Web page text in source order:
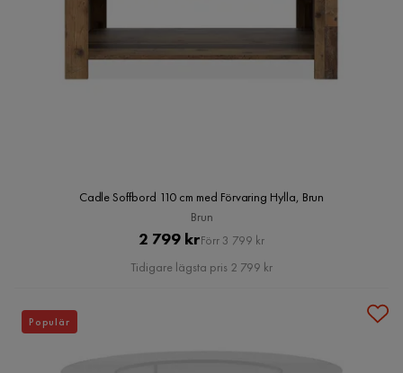
Cadle Soffbord 110 cm med Förvaring Hylla, Brun
Brun
Pris
2 799 krOriginal
Pris
Förr 3 799 kr
Tidigare lägsta pris 2 799 kr
Populär